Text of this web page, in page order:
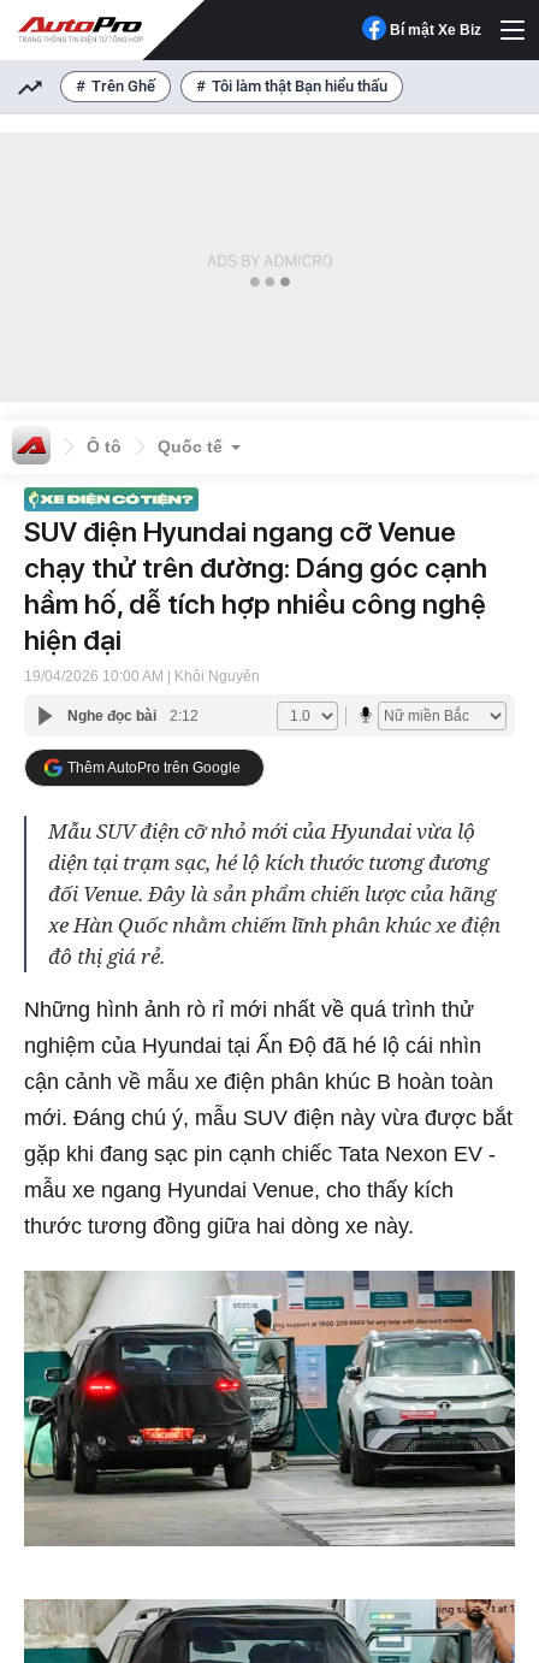
Bí mật Xe Biz
Trên Ghế Tôi làm thật Bạn hiểu thấu
Ô tô Quốc tế
SUV điện Hyundai ngang cỡ Venue
chạy thử trên đường: Dáng góc cạnh
hầm hố, dễ tích hợp nhiều công nghệ
hiện đại
19/04/2026 10:00 AM | Khôi Nguyên
Nghe đọc bài 2:12
Thêm AutoPro trên Google
Mẫu SUV điện cỡ nhỏ mới của Hyundai vừa lộ
diện tại trạm sạc, hé lộ kích thước tương đương
đối Venue. Đây là sản phẩm chiến lược của hãng
xe Hàn Quốc nhằm chiếm lĩnh phân khúc xe điện
đô thị giá rẻ.
Những hình ảnh rò rỉ mới nhất về quá trình thử
nghiệm của Hyundai tại Ấn Độ đã hé lộ cái nhìn
cận cảnh về mẫu xe điện phân khúc B hoàn toàn
mới. Đáng chú ý, mẫu SUV điện này vừa được bắt
gặp khi đang sạc pin cạnh chiếc Tata Nexon EV -
mẫu xe ngang Hyundai Venue, cho thấy kích
thước tương đồng giữa hai dòng xe này.